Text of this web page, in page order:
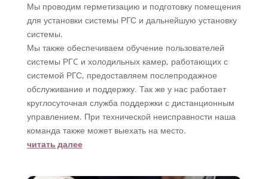
Мы проводим герметизацию и подготовку помещения
для установки системы РГС и дальнейшую установку
системы.
Мы также обеспечиваем обучение пользователей
системы РГC и холодильных камер, работающих с
системой РГС, предоставляем послепродажное
обслуживание и поддержку. Так же у нас работает
круглосуточная служба поддержки с дистанционным
управлением. При технической неисправности наша
команда также может выехать на место.
читать далее